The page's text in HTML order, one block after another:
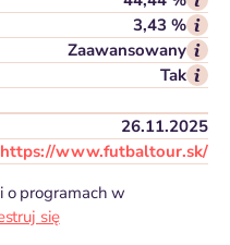
3,43 %
Zaawansowany
Tak
26.11.2025
https://www.futbaltour.sk/
o programach w
się